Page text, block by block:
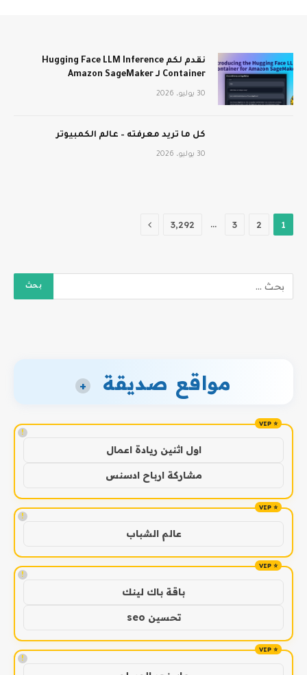
نقدم لكم Hugging Face LLM Inference
Container لـ Amazon SageMaker
30 يوليو، 2026
كل ما تريد معرفته – عالم الكمبيوتر
30 يوليو، 2026
1
2
3
… 3٬292 التالي
مواقع صديقة +
!
اول اثنين ريادة اعمال
مشاركة ارباح ادسنس
!
عالم الشباب
!
باقة باك لينك
تحسين seo
!